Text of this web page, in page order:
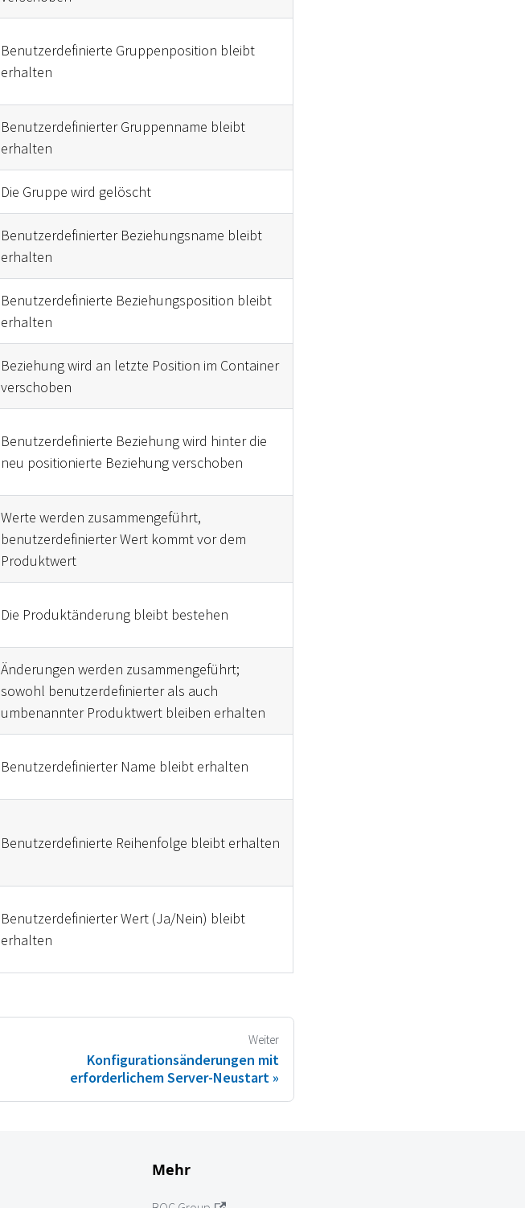
Benutzerdefinierte Gruppenposition bleibt
erhalten
Benutzerdefinierter Gruppenname bleibt
erhalten
Die Gruppe wird gelöscht
Benutzerdefinierter Beziehungsname bleibt
erhalten
Benutzerdefinierte Beziehungsposition bleibt
erhalten
Beziehung wird an letzte Position im Container
verschoben
Benutzerdefinierte Beziehung wird hinter die
neu positionierte Beziehung verschoben
Werte werden zusammengeführt,
benutzerdefinierter Wert kommt vor dem
Produktwert
Die Produktänderung bleibt bestehen
Änderungen werden zusammengeführt;
sowohl benutzerdefinierter als auch
umbenannter Produktwert bleiben erhalten
Benutzerdefinierter Name bleibt erhalten
Benutzerdefinierte Reihenfolge bleibt erhalten
Benutzerdefinierter Wert (Ja/Nein) bleibt
erhalten
Weiter
Konfigurationsänderungen mit
erforderlichem Server-Neustart
Mehr